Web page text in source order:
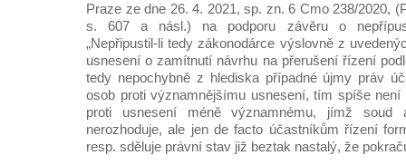
Praze ze dne 26. 4. 2021, sp. zn. 6 Cmo 238/2020,
s. 607 a násl.) na podporu závěru o
„Nepřipustil-li tedy zákonodárce výslovně z
usnesení o zamítnutí návrhu na přerušení řízení
tedy nepochybně z hlediska případné újmy práv
osob proti významnějšímu usnesení, tím spíše není
proti usnesení méně významnému, jímž soud
nerozhoduje, ale jen de facto účastníkům řízení
resp. sděluje právní stav již beztak nastalý, že